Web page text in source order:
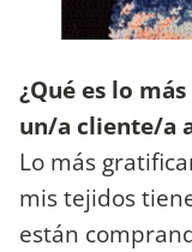
¿Qué es lo
un/a cliente/a
Lo más
mis tejidos
están